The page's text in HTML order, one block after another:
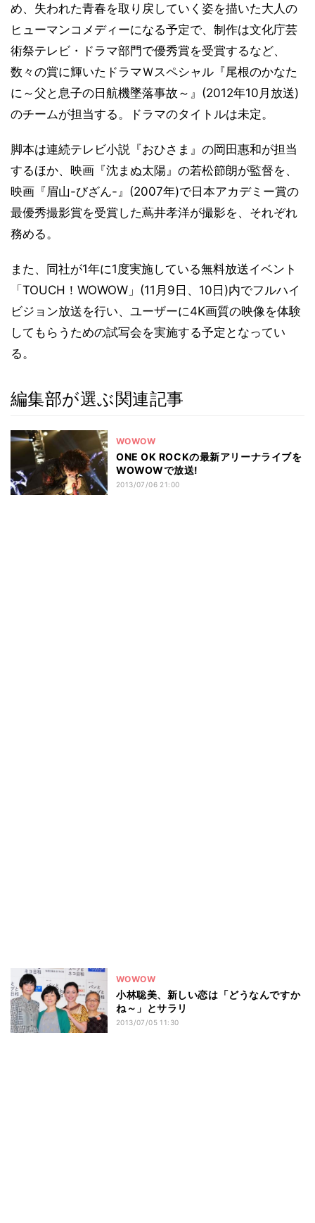
め、失われた青春を取り戻していく姿を描いた大人の
ヒューマンコメディーになる予定で、制作は文化庁芸
術祭テレビ・ドラマ部門で優秀賞を受賞するなど、
数々の賞に輝いたドラマＷスペシャル『尾根のかなた
に～父と息子の日航機墜落事故～』(2012年10月放送)
のチームが担当する。ドラマのタイトルは未定。
脚本は連続テレビ小説『おひさま』の岡田惠和が担当
するほか、映画『沈まぬ太陽』の若松節朗が監督を、
映画『眉山-びざん-』(2007年)で日本アカデミー賞の
最優秀撮影賞を受賞した蔦井孝洋が撮影を、それぞれ
務める。
また、同社が1年に1度実施している無料放送イベント
「TOUCH！WOWOW」(11月9日、10日)内でフルハイ
ビジョン放送を行い、ユーザーに4K画質の映像を体験
してもらうための試写会を実施する予定となってい
る。
編集部が選ぶ関連記事
WOWOW
ONE OK ROCKの最新アリーナライブを
WOWOWで放送!
2013/07/06 21:00
WOWOW
小林聡美、新しい恋は「どうなんですか
ね～」とサラリ
2013/07/05 11:30